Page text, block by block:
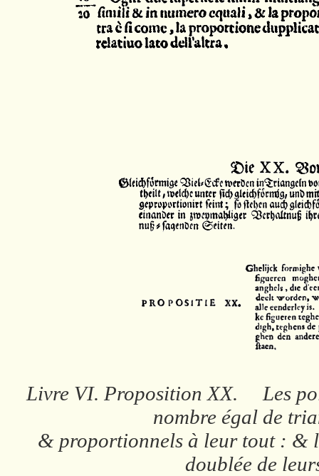
Livre VI. Proposition XX. Les
nombre égal de
& proportionnels à leur tout : &
doublée de